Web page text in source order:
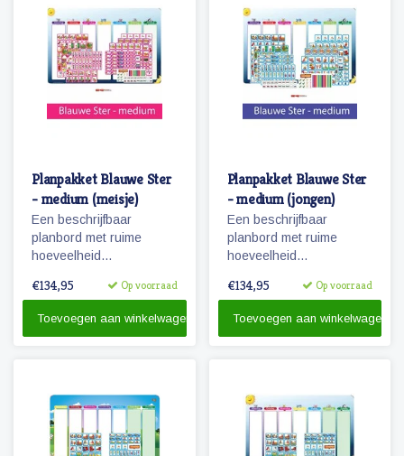
Planpakket Blauwe Ster
- medium (meisje)
Een beschrijfbaar
planbord met ruime
hoeveelheid
pictogrammen voor een
Herkenbaarheid van de
€134,95 Op voorraad
Toevoegen aan winkelwagen
Planpakket Blauwe Ster
- medium (jongen)
Een beschrijfbaar
planbord met ruime
hoeveelheid
pictogrammen voor een
Herkenbaarheid van de
€134,95 Op voorraad
Toevoegen aan winkelwagen